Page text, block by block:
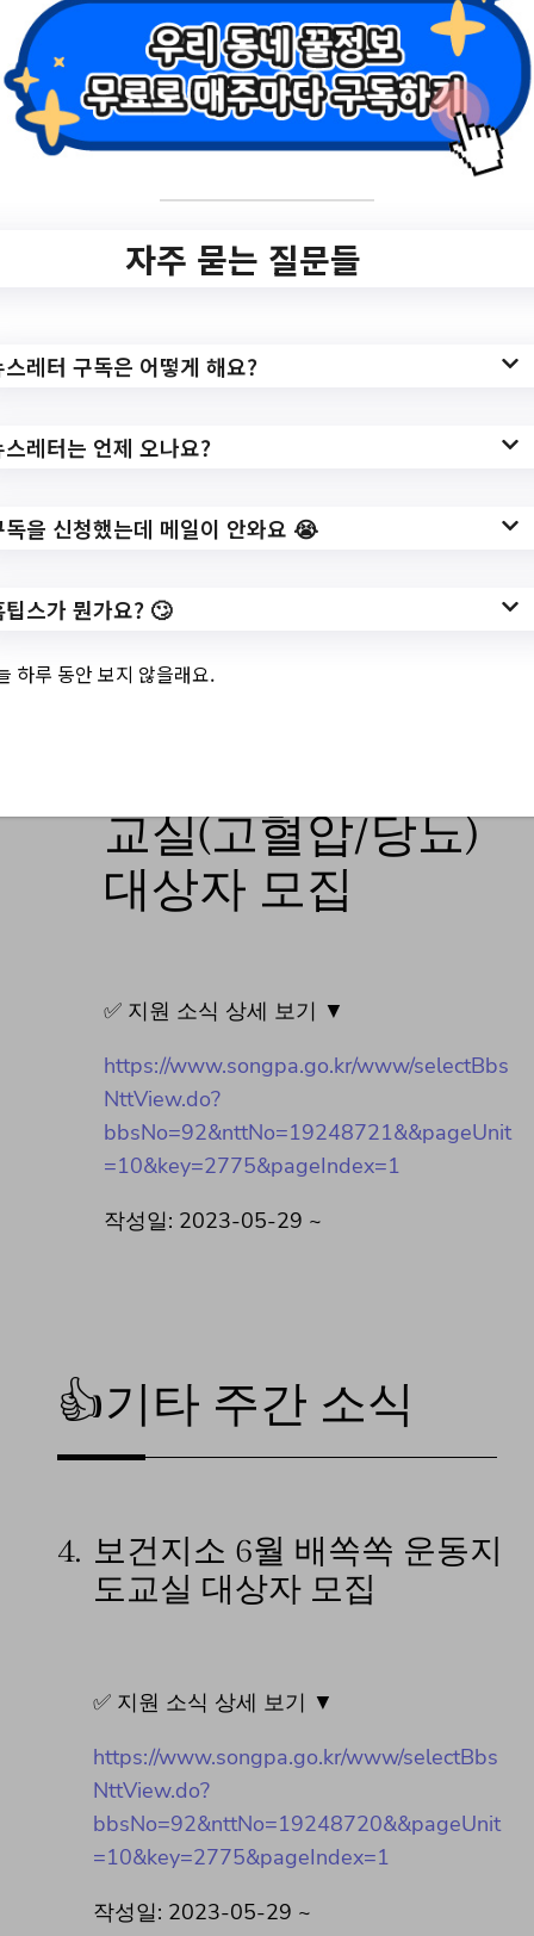
2.
【6월 대면(오프라
인) 중장년 취업심화
교육】
6.21(수)~22(목)
“4060…
✅ 지원 소식 상세 보기 ▼
r/ntce/RegionNotice.do?
No=1&bbscttSn=14528&fileyn=N&search
교실(고혈압/당뇨)
대상자 모집
✅ 지원 소식 상세 보기 ▼
https://www.songpa.go.kr/www/selectBbs
NttView.do?
bbsNo=92&nttNo=19248721&&pageUnit
=10&key=2775&pageIndex=1
작성일: 2023-05-29 ~
👍기타 주간 소식
4. 보건지소 6월 배쏙쏙 운동지
도교실 대상자 모집
✅ 지원 소식 상세 보기 ▼
https://www.songpa.go.kr/www/selectBbs
NttView.do?
bbsNo=92&nttNo=19248720&&pageUnit
=10&key=2775&pageIndex=1
작성일: 2023-05-29 ~
자주 묻는 질문들
스레터 구독은 어떻게 해요?
스레터는 언제 오나요?
독을 신청했는데 메일이 안와요 😭
팁스가 뭔가요? 🙄
하루 동안 보지 않을래요.